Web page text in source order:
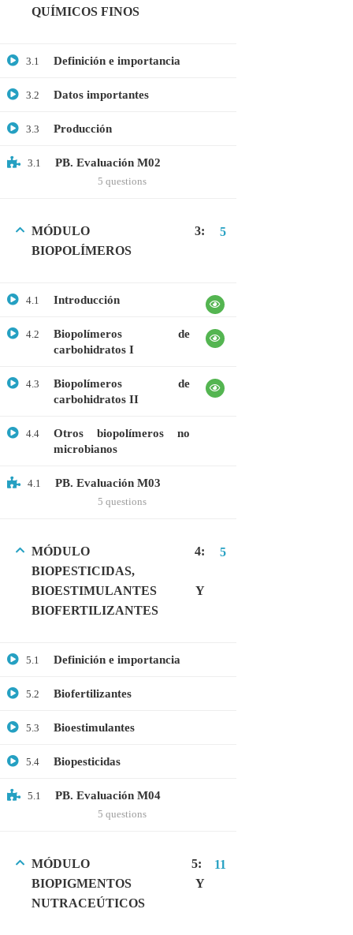
QUÍMICOS FINOS
3.1 Definición e importancia
3.2 Datos importantes
3.3 Producción
3.1 PB. Evaluación M02
5 questions
MÓDULO 3:
BIOPOLÍMEROS
5
4.1 Introducción
4.2
Biopolímeros de
carbohidratos I
4.3
Biopolímeros de
carbohidratos II
4.4
Otros biopolímeros no
microbianos
4.1 PB. Evaluación M03
5 questions
MÓDULO 4:
BIOPESTICIDAS,
BIOESTIMULANTES Y
BIOFERTILIZANTES
5
5.1 Definición e importancia
5.2 Biofertilizantes
5.3 Bioestimulantes
5.4 Biopesticidas
5.1 PB. Evaluación M04
5 questions
MÓDULO 5:
BIOPIGMENTOS Y
NUTRACEÚTICOS
11
+51901763623
info@cognitaconecta.com
Bioinformática
Biología Molecular
Bioquímica
Ciencias Ambientales
Gratis
Medicina
Microbiología
Contáctanos
FAQs
Términos y Condiciones